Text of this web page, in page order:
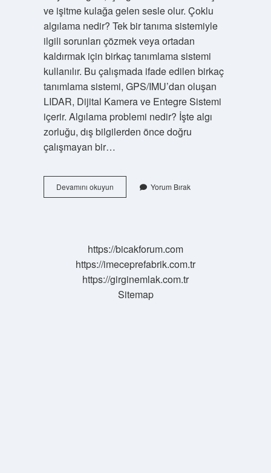
ve işitme kulağa gelen sesle olur. Çoklu
algılama nedir? Tek bir tanıma sistemiyle
ilgili sorunları çözmek veya ortadan
kaldırmak için birkaç tanımlama sistemi
kullanılır. Bu çalışmada ifade edilen birkaç
tanımlama sistemi, GPS/IMU’dan oluşan
LIDAR, Dijital Kamera ve Entegre Sistemi
içerir. Algılama problemi nedir? İşte algı
zorluğu, dış bilgilerden önce doğru
çalışmayan bir…
Devamını okuyunBütünsel
Algılama
Yorum Bırak
https://bicakforum.com
https://imeceprefabrik.com.tr
https://girginemlak.com.tr
Sitemap